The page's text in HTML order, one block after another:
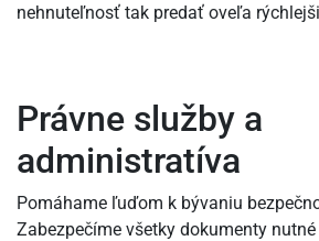
nehnuteľnosť tak predať oveľa
Právne služby a
administratíva
Pomáhame ľuďom k bývaniu
Zabezpečíme všetky dokumenty